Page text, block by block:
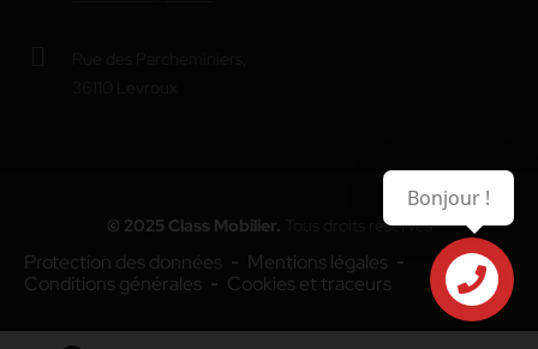
© 2025 Class Mobilier. Tous droits réservés
Protection des données
Mentions légales
Conditions générales
Cookies et traceurs
Bonjour !